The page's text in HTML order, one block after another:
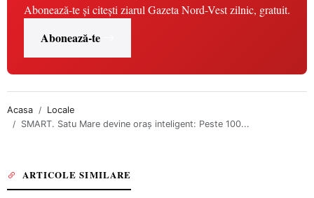
Abonează-te și citești ziarul Gazeta Nord-Vest zilnic, gratuit.
Abonează-te
Acasa
Locale
SMART. Satu Mare devine oraș inteligent: Peste 100...
ARTICOLE SIMILARE